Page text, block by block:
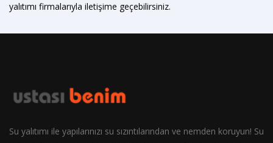
yalıtımı firmalarıyla iletişime geçebilirsiniz.
Su yalıtımı ile yapılarınızı su sızıntılarından ve nemden koruyun! Su